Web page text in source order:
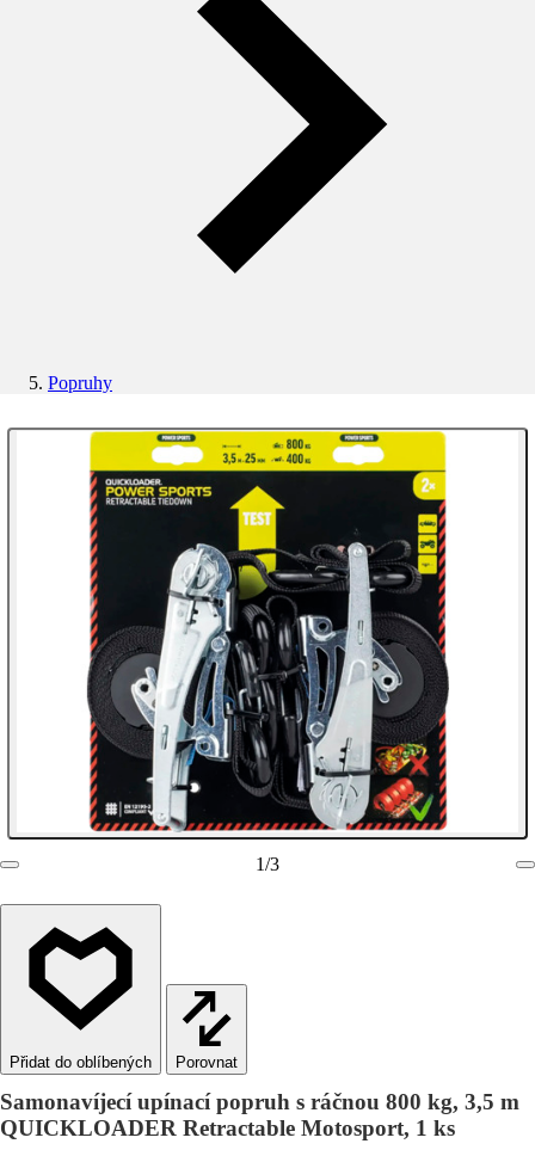
Popruhy
1/3
Porovnat
Samonavíjecí upínací popruh s ráčnou 800 kg, 3,5 m
QUICKLOADER Retractable Motosport, 1 ks